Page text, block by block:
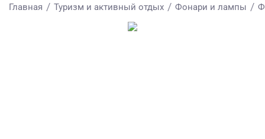
Главная / Туризм и активный отдых / Фонари и лампы /